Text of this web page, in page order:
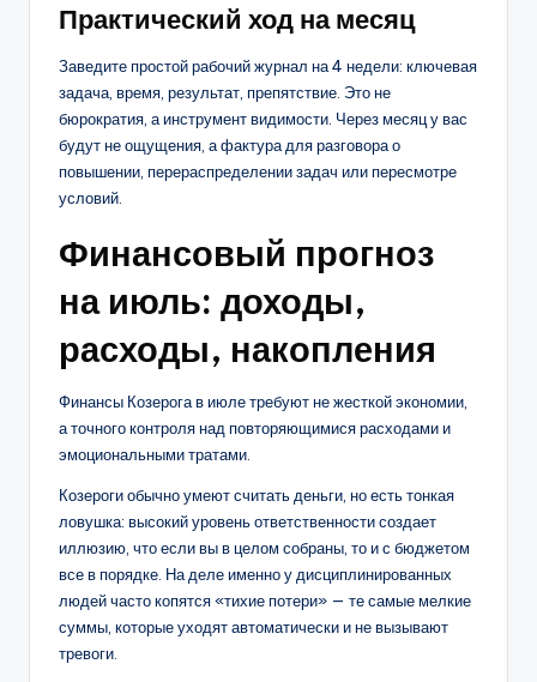
Практический ход на месяц
Заведите простой рабочий журнал на 4 недели: ключевая
задача, время, результат, препятствие. Это не
бюрократия, а инструмент видимости. Через месяц у вас
будут не ощущения, а фактура для разговора о
повышении, перераспределении задач или пересмотре
условий.
Финансовый прогноз
на июль: доходы,
расходы, накопления
Финансы Козерога в июле требуют не жесткой экономии,
а точного контроля над повторяющимися расходами и
эмоциональными тратами.
Козероги обычно умеют считать деньги, но есть тонкая
ловушка: высокий уровень ответственности создает
иллюзию, что если вы в целом собраны, то и с бюджетом
все в порядке. На деле именно у дисциплинированных
людей часто копятся «тихие потери» — те самые мелкие
суммы, которые уходят автоматически и не вызывают
тревоги.